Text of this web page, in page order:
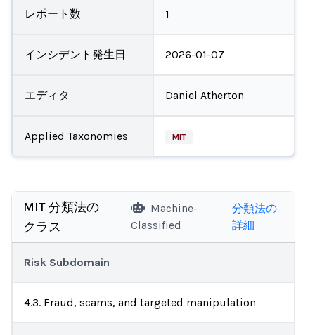
レポート数 1
インシデント発生日 2026-01-07
エディタ Daniel Atherton
Applied Taxonomies MIT
MIT 分類法の
クラス
Machine-
Classified
分類法の
詳細
Risk Subdomain
4.3. Fraud, scams, and targeted manipulation